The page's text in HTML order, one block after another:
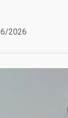
2026